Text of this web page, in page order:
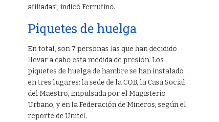
afiliadas”, indicó Ferrufino.
Piquetes de huelga
En total, son 7 personas las que han decidido
llevar a cabo esta medida de presión. Los
piquetes de huelga de hambre se han instalado
en tres lugares: la sede de la COB, la Casa Social
del Maestro, impulsada por el Magisterio
Urbano, y en la Federación de Mineros, según el
reporte de Unitel.